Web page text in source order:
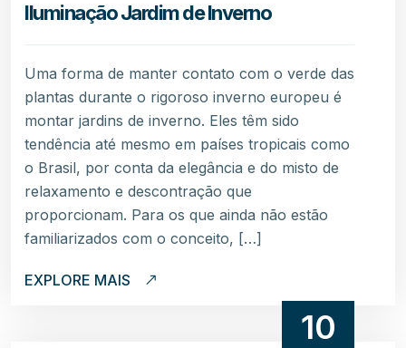
Iluminação Jardim de Inverno
Uma forma de manter contato com o verde das
plantas durante o rigoroso inverno europeu é
montar jardins de inverno. Eles têm sido
tendência até mesmo em países tropicais como
o Brasil, por conta da elegância e do misto de
relaxamento e descontração que
proporcionam. Para os que ainda não estão
familiarizados com o conceito, […]
EXPLORE MAIS
10